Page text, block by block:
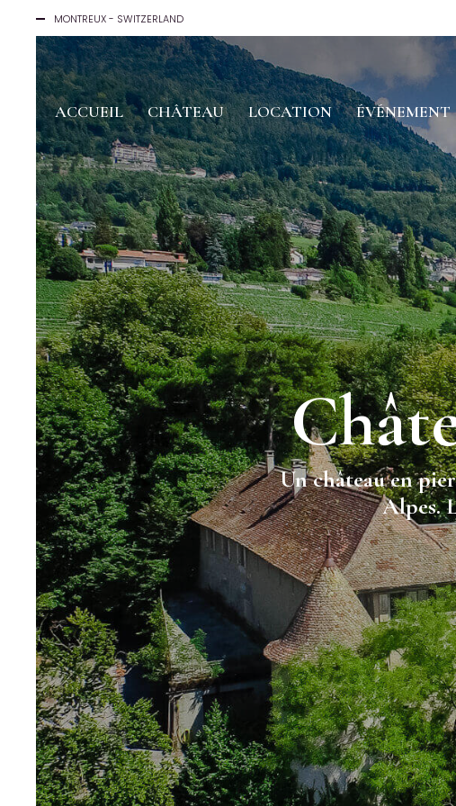
MONTREUX - SWITZERLAND
ACCUEIL CHÂTEAU LOCATION ÉVÉNEMENT
Un château en
Alpes.